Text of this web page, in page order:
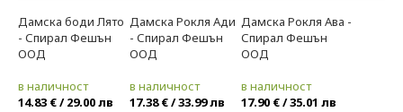
Ново
Дамска боди Лято
- Спирал Фешън
ООД
в наличност
14.83 € / 29.00 лв
Ново
Дамска Рокля Ади
- Спирал Фешън
ООД
в наличност
17.38 € / 33.99 лв
Ново
Дамска Рокля Ава -
Спирал Фешън
ООД
в наличност
17.90 € / 35.01 лв